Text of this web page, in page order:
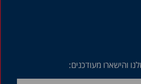
והישארו מעודכנים: